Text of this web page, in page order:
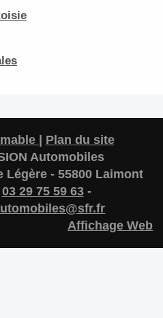
| Plan du site
Automobiles
Légère - 55800 Laimont
03 29 75 59 63-
Affichage Web